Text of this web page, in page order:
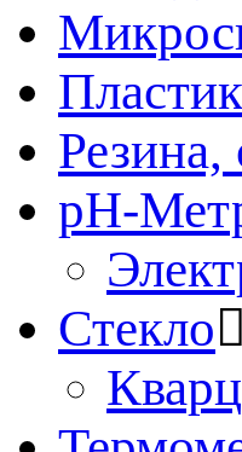
Пластик
Резина,
рН-
Стекло